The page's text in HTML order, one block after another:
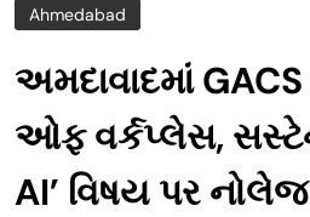
Ahmedabad
અમદાવાદમાં GACS
ઓફ વર્કપ્લેસ,
AI’ વિષય પર